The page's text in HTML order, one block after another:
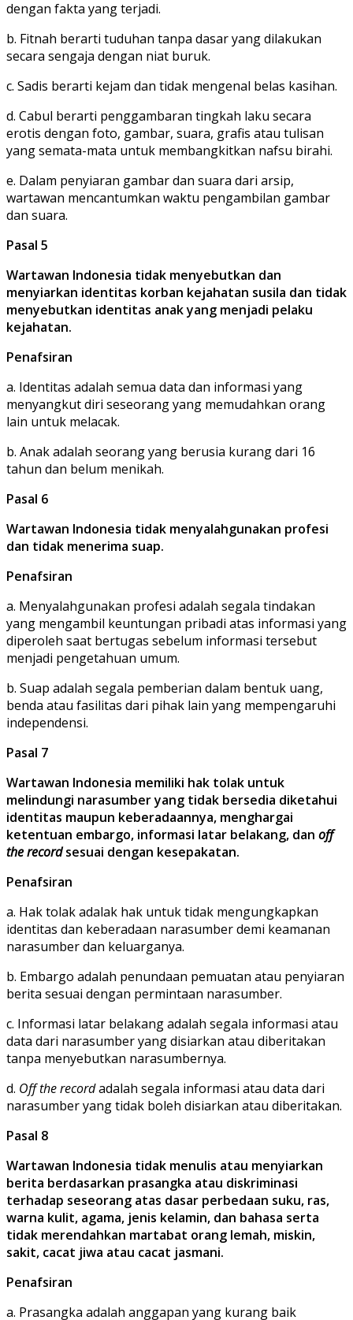
dengan fakta yang terjadi.
b. Fitnah berarti tuduhan tanpa dasar yang dilakukan
secara sengaja dengan niat buruk.
c. Sadis berarti kejam dan tidak mengenal belas kasihan.
d. Cabul berarti penggambaran tingkah laku secara
erotis dengan foto, gambar, suara, grafis atau tulisan
yang semata-mata untuk membangkitkan nafsu birahi.
e. Dalam penyiaran gambar dan suara dari arsip,
wartawan mencantumkan waktu pengambilan gambar
dan suara.
Pasal 5
Wartawan Indonesia tidak menyebutkan dan
menyiarkan identitas korban kejahatan susila dan tidak
menyebutkan identitas anak yang menjadi pelaku
kejahatan.
Penafsiran
a. Identitas adalah semua data dan informasi yang
menyangkut diri seseorang yang memudahkan orang
lain untuk melacak.
b. Anak adalah seorang yang berusia kurang dari 16
tahun dan belum menikah.
Pasal 6
Wartawan Indonesia tidak menyalahgunakan profesi
dan tidak menerima suap.
Penafsiran
a. Menyalahgunakan profesi adalah segala tindakan
yang mengambil keuntungan pribadi atas informasi yang
diperoleh saat bertugas sebelum informasi tersebut
menjadi pengetahuan umum.
b. Suap adalah segala pemberian dalam bentuk uang,
benda atau fasilitas dari pihak lain yang mempengaruhi
independensi.
Pasal 7
Wartawan Indonesia memiliki hak tolak untuk
melindungi narasumber yang tidak bersedia diketahui
identitas maupun keberadaannya, menghargai
ketentuan embargo, informasi latar belakang, dan off
the recordsesuai dengan kesepakatan.
Penafsiran
a. Hak tolak adalak hak untuk tidak mengungkapkan
identitas dan keberadaan narasumber demi keamanan
narasumber dan keluarganya.
b. Embargo adalah penundaan pemuatan atau penyiaran
berita sesuai dengan permintaan narasumber.
c. Informasi latar belakang adalah segala informasi atau
data dari narasumber yang disiarkan atau diberitakan
tanpa menyebutkan narasumbernya.
d. Off the recordadalah segala informasi atau data dari
narasumber yang tidak boleh disiarkan atau diberitakan.
Pasal 8
Wartawan Indonesia tidak menulis atau menyiarkan
berita berdasarkan prasangka atau diskriminasi
terhadap seseorang atas dasar perbedaan suku, ras,
warna kulit, agama, jenis kelamin, dan bahasa serta
tidak merendahkan martabat orang lemah, miskin,
sakit, cacat jiwa atau cacat jasmani.
Penafsiran
a. Prasangka adalah anggapan yang kurang baik